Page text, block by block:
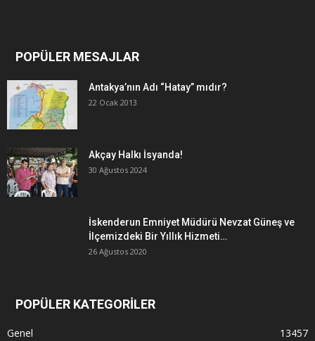
POPÜLER MESAJLAR
Antakya’nın Adı “Hatay” mıdır?
22 Ocak 2013
Akçay Halkı İsyanda!
30 Ağustos 2024
İskenderun Emniyet Müdürü Nevzat Güneş ve
İlçemizdeki Bir Yıllık Hizmeti…
26 Ağustos 2020
POPÜLER KATEGORİLER
Genel
13457